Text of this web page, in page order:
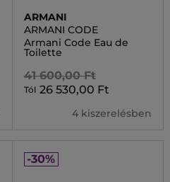
ARMANI
ARMANI CODE
Armani Code Eau de
Toilette
41 600,00 Ft
Tól 26 530,00 Ft
4 kiszerelésben
-30%